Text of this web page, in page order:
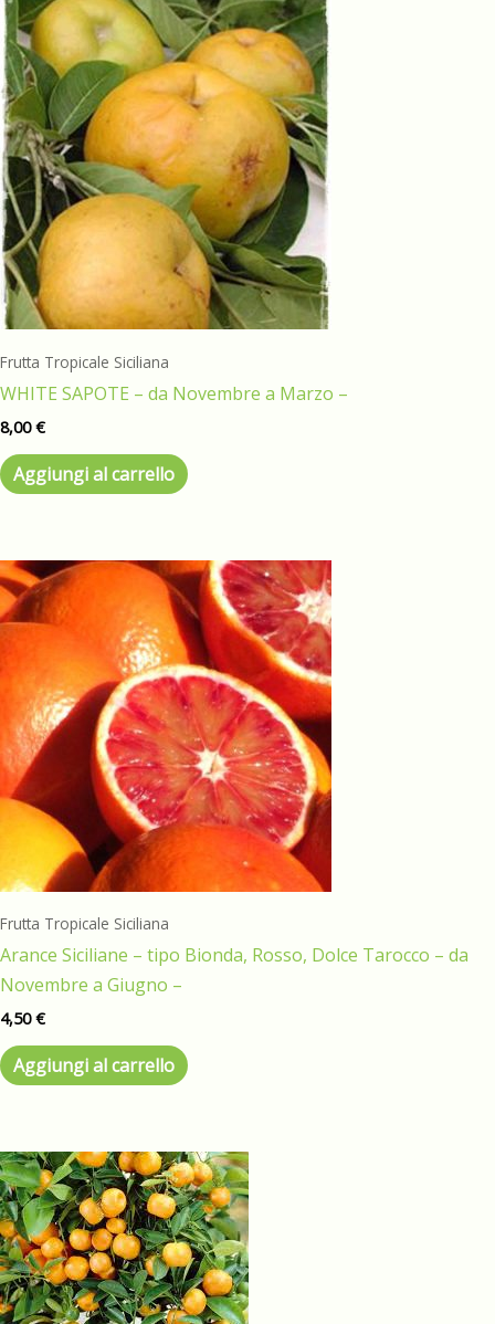
Frutta Tropicale Siciliana
WHITE SAPOTE – da Novembre a Marzo –
8,00€
Aggiungi al carrello
Frutta Tropicale Siciliana
Arance Siciliane – tipo Bionda, Rosso, Dolce Tarocco – da
Novembre a Giugno –
4,50€
Aggiungi al carrello